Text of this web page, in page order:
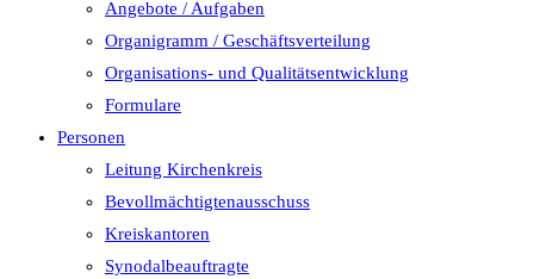
Angebote / Aufgaben
Organigramm / Geschäftsverteilung
Organisations- und Qualitätsentwicklung
Formulare
Personen
Leitung Kirchenkreis
Bevollmächtigtenausschuss
Kreiskantoren
Synodalbeauftragte